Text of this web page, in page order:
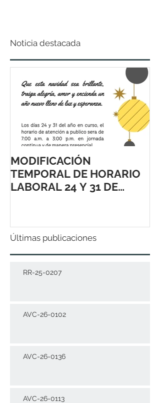
Noticia destacada
MODIFICACIÓN
TEMPORAL DE HORARIO
LABORAL 24 Y 31 DE
Últimas publicaciones
RR-25-0207
AVC-26-0102
AVC-26-0136
AVC-26-0113